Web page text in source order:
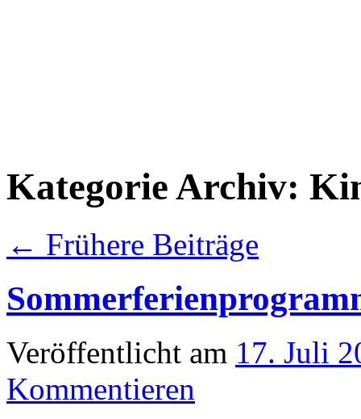
Kategorie Archiv:
← Frühere Beiträge
Veröffentlicht am 17. Juli
Kommentieren